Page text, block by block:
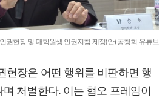
권헌장 및 대학원생 인권지침 제정(안) 공청회 유튜브
헌장은 어떤 행위를 비판하면 행
처벌한다. 이는 혐오 프레임이